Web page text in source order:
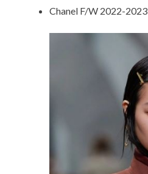
Chanel F/W 2022-2023